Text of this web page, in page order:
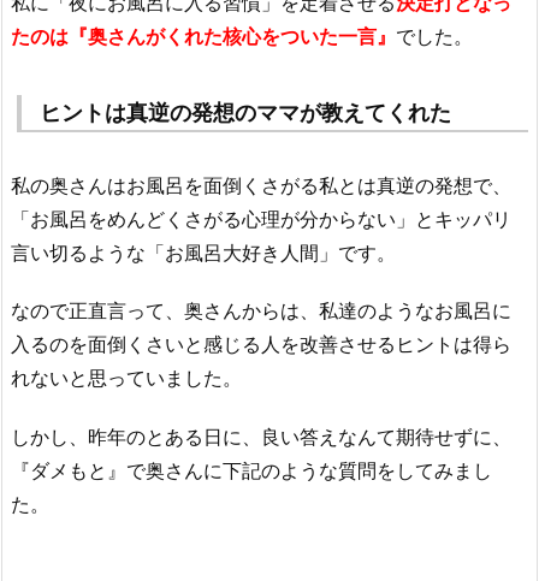
たのは『奥さんがくれた核心をついた一言』 でした。
ヒントは真逆の発想のママが教えてくれた
私の奥さんはお風呂を面倒くさがる私とは真逆の発想で、
「お風呂をめんどくさがる心理が分からない」とキッパリ
言い切るような「お風呂大好き人間」です。
なので正直言って、奥さんからは、私達のようなお風呂に
入るのを面倒くさいと感じる人を改善させるヒントは得ら
れないと思っていました。
しかし、昨年のとある日に、良い答えなんて期待せずに、
『ダメもと』で奥さんに下記のような質問をしてみまし
た。